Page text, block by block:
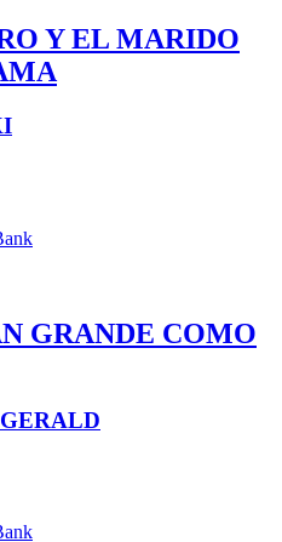
Y EL MARIDO
GRANDE COMO